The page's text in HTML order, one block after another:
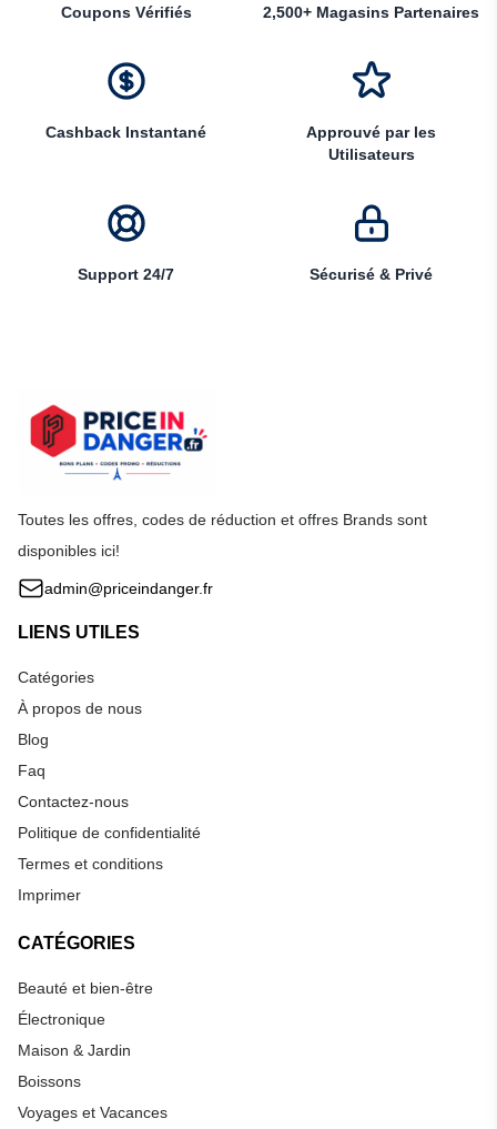
Coupons Vérifiés 2,500+ Magasins Partenaires
Cashback Instantané
Approuvé par les
Utilisateurs
Support 24/7 Sécurisé & Privé
Toutes les offres, codes de réduction et offres Brands sont
disponibles ici!
admin@priceindanger.fr
LIENS UTILES
Catégories
À propos de nous
Blog
Faq
Contactez-nous
Politique de confidentialité
Termes et conditions
Imprimer
CATÉGORIES
Beauté et bien-être
Électronique
Maison & Jardin
Boissons
Voyages et Vacances